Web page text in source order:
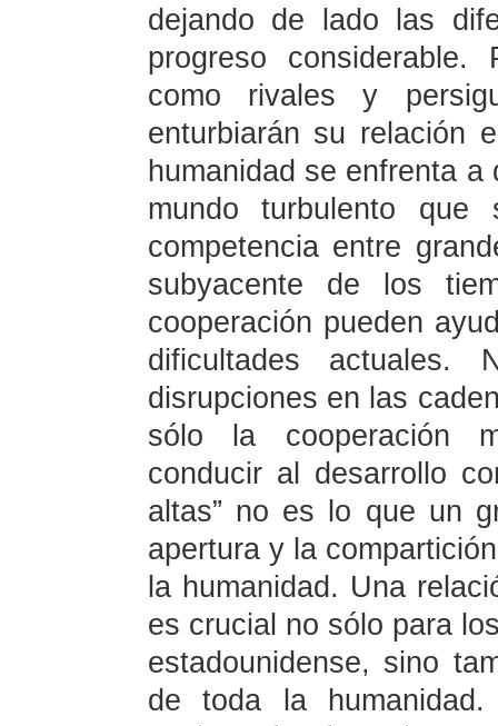
dejando de lado las
progreso
como rivales y
enturbiarán su relación
humanidad se enfrenta
mundo turbulento que
competencia entre
subyacente de los
cooperación pueden
dificultades actuales.
disrupciones en las
sólo la cooperación
conducir al desarrollo
altas” no es lo que un
apertura y la
la humanidad. Una
es crucial no sólo para
estadounidense, sino
de toda la